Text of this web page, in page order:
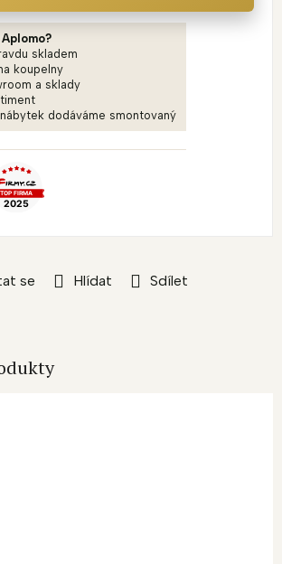
se Hlídat Sdílet
skladem
koupelny
a sklady
dodáváme smontovaný